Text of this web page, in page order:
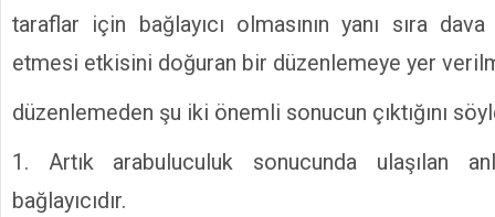
taraflar için bağlayıcı olmasının yanı sıra
etmesi etkisini doğuran bir düzenlemeye yer
düzenlemeden şu iki önemli sonucun çıktığını
1. Artık arabuluculuk sonucunda ulaşılan
bağlayıcıdır.